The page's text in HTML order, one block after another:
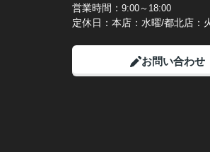
営業時間： 9:00～18:00
定休日：本店：水曜/都北店：
お問い合わせ